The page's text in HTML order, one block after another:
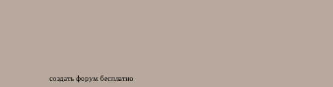
создать форум бесплатно